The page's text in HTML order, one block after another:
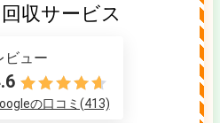
収サービス
ビュー
の口コミ(413)